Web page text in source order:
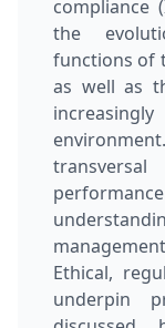
compliance
the
functions of
as well as
Ethical,
underpin